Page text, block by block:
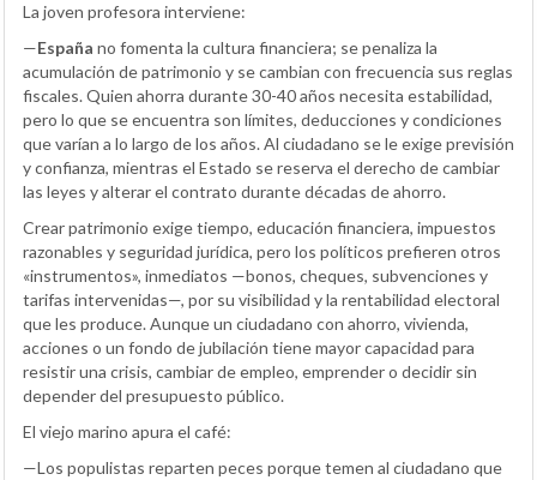
La joven profesora interviene:
—España no fomenta la cultura financiera; se penaliza la
acumulación de patrimonio y se cambian con frecuencia sus reglas
fiscales. Quien ahorra durante 30-40 años necesita estabilidad,
pero lo que se encuentra son límites, deducciones y condiciones
que varían a lo largo de los años. Al ciudadano se le exige previsión
y confianza, mientras el Estado se reserva el derecho de cambiar
las leyes y alterar el contrato durante décadas de ahorro.
Crear patrimonio exige tiempo, educación financiera, impuestos
razonables y seguridad jurídica, pero los políticos prefieren otros
«instrumentos», inmediatos —bonos, cheques, subvenciones y
tarifas intervenidas—, por su visibilidad y la rentabilidad electoral
que les produce. Aunque un ciudadano con ahorro, vivienda,
acciones o un fondo de jubilación tiene mayor capacidad para
resistir una crisis, cambiar de empleo, emprender o decidir sin
depender del presupuesto público.
El viejo marino apura el café:
—Los populistas reparten peces porque temen al ciudadano que